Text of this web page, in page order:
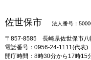
佐世保市 法人番号：
〒857-8585 長崎県佐世保市
電話番号：0956-24-1111(代表)
開庁時間：8時30分から17時15